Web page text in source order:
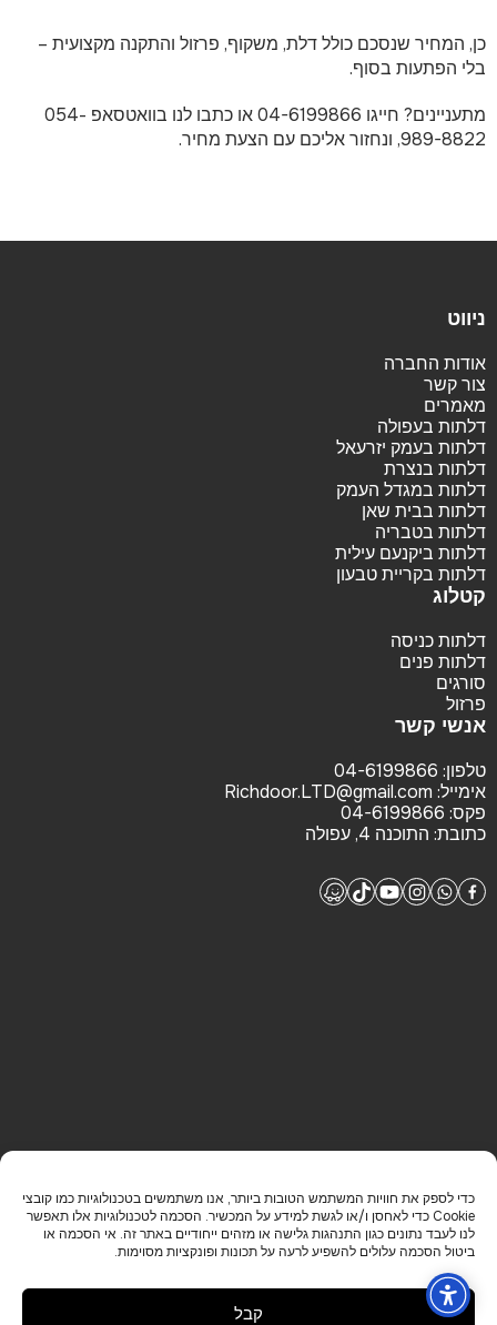
כדי לספק את חוויות המשתמש הטובות ביותר, אנו משתמשים בטכנולוגיות כמו קובצי
Cookie כדי לאחסן ו/או לגשת למידע על המכשיר. הסכמה לטכנולוגיות אלו תאפשר
לנו לעבד נתונים כגון התנהגות גלישה או מזהים ייחודיים באתר זה. אי הסכמה או
ביטול הסכמה עלולים להשפיע לרעה על תכונות ופונקציות מסוימות.
קבל
כן, המחיר שנסכם כולל דלת, משקוף, פרזול והתקנה מקצועית –
בלי הפתעות בסוף.
מתעניינים? חייגו 04-6199866או כתבו לנו בוואטסאפ 054-
989-8822, ונחזור אליכם עם הצעת מחיר.
ניווט
אודות החברה
צור קשר
מאמרים
דלתות בעפולה
דלתות בעמק יזרעאל
דלתות בנצרת
דלתות במגדל העמק
דלתות בבית שאן
דלתות בטבריה
דלתות ביקנעם עילית
דלתות בקריית טבעון
קטלוג
דלתות כניסה
דלתות פנים
סורגים
פרזול
אנשי קשר
טלפון: 04-6199866
אימייל: Richdoor.LTD@gmail.com
פקס: 04-6199866
כתובת: התוכנה 4, עפולה